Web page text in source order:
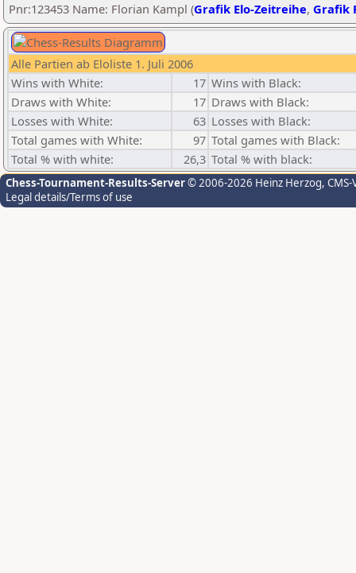
Pnr:123453 Name: Florian Kampl (Grafik Elo-Zeitreihe, Grafik
Alle Partien ab Eloliste 1. Juli 2006
Wins with White:
17 Wins with Black:
Draws with White:
17 Draws with Black:
Losses with White:
63 Losses with Black:
Total games with White:
97 Total games with Black:
Total % with white:
26,3 Total % with black:
Chess-Tournament-Results-Server© 2006-2026 Heinz Herzog,
Legal details/Terms of use